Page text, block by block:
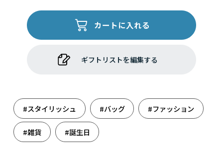
カートに入れる
ギフトリストを編集する
#スタイリッシュ #バッグ #ファッション
#雑貨 #誕生日